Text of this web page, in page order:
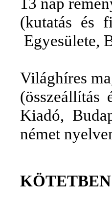
(kutatás és
Egyesülete,
Világhíres
(összeállítás
Kiadó,
német